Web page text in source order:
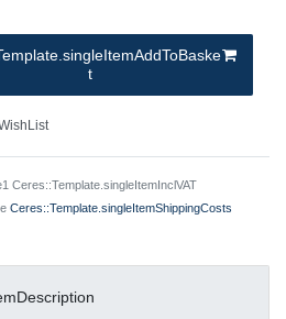
t
Ceres::Template.singleItemInclVAT
Ceres::Template.singleItemShippingCosts